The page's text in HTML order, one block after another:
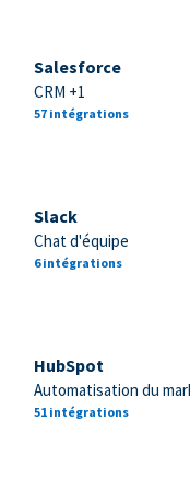
Salesforce
CRM +1
57 intégrations
Slack
Chat d'équipe
6 intégrations
HubSpot
Automatisation du
51 intégrations